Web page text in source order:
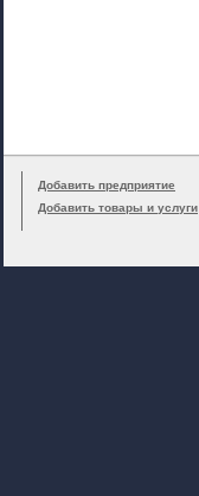
Добавить предприятие
Добавить товары и услуги